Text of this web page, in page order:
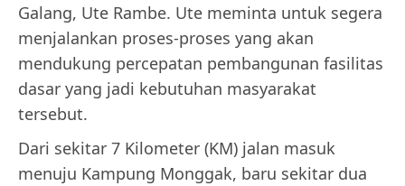
Galang, Ute Rambe. Ute meminta untuk segera
menjalankan proses-proses yang akan
mendukung percepatan pembangunan fasilitas
dasar yang jadi kebutuhan masyarakat
tersebut.
Dari sekitar 7 Kilometer (KM) jalan masuk
menuju Kampung Monggak, baru sekitar dua